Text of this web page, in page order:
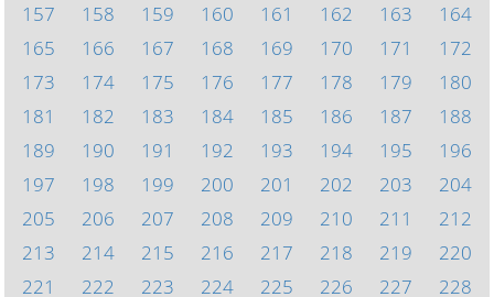
157
158 159 160 161 162 163
164
165
166 167 168 169 170 171
172
173
174 175 176 177 178 179
180
181
182 183 184 185 186 187
188
189
190 191 192 193 194 195
196
197
198 199 200 201 202 203
204
205
206 207 208 209 210 211
212
213
214 215 216 217 218 219
220
221
222 223 224 225 226 227
228